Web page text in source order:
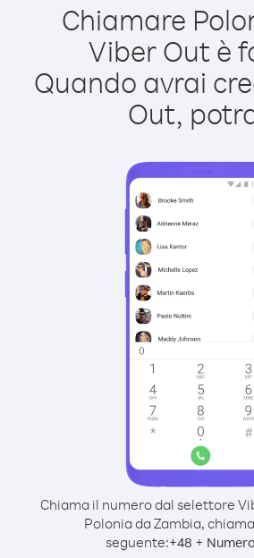
Chiamare
Viber Out è
Quando avrai
Out,
Chiama il numero dal selettore
Polonia da Zambia,
seguente:+48 +